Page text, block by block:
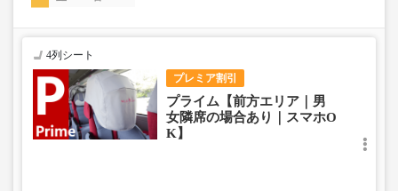
プレミア割引
4列シート
プライム【前方エリア｜男
女隣席の場合あり｜スマホO
K】